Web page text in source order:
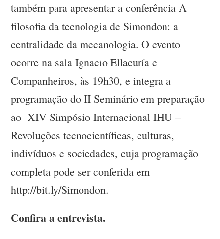
também para apresentar a conferência A
filosofia da tecnologia de Simondon: a
centralidade da mecanologia. O evento
ocorre na sala Ignacio Ellacuría e
Companheiros, às 19h30, e integra a
programação do II Seminário em preparação
ao XIV Simpósio Internacional IHU –
Revoluções tecnocientíficas, culturas,
indivíduos e sociedades, cuja programação
completa pode ser conferida em
http://bit.ly/Simondon.
Confira a entrevista.